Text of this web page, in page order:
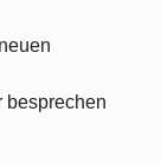
besprechen